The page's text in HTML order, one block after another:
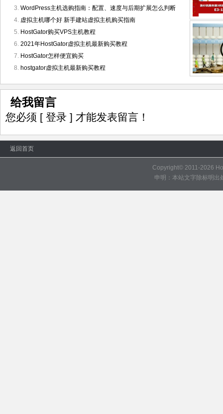
WordPress主机选购指南：配置、速度与后期扩展怎么判断
虚拟主机哪个好 新手建站虚拟主机购买指南
HostGator购买VPS主机教程
2021年HostGator虚拟主机最新购买教程
HostGator怎样便宜购买
hostgator虚拟主机最新购买教程
给我留言
您必须 [ 登录 ] 才能发表留言！
返回首页
Copyright© 2011-2026
申明：本站文字除标明出